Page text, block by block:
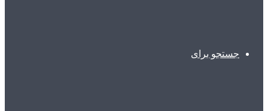
جستجو برای